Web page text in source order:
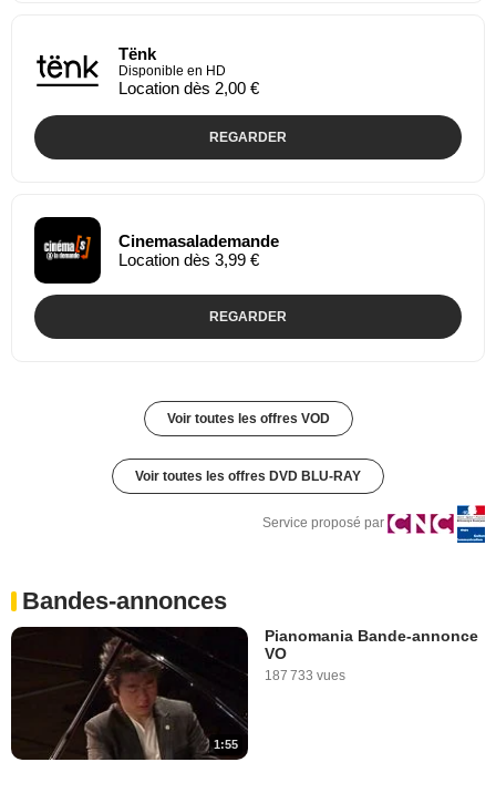
Tënk
Disponible en HD
Location dès 2,00 €
REGARDER
Cinemasalademande
Location dès 3,99 €
REGARDER
Voir toutes les offres VOD
Voir toutes les offres DVD BLU-RAY
Service proposé par
Bandes-annonces
1:55
Pianomania Bande-annonce
VO
187 733 vues